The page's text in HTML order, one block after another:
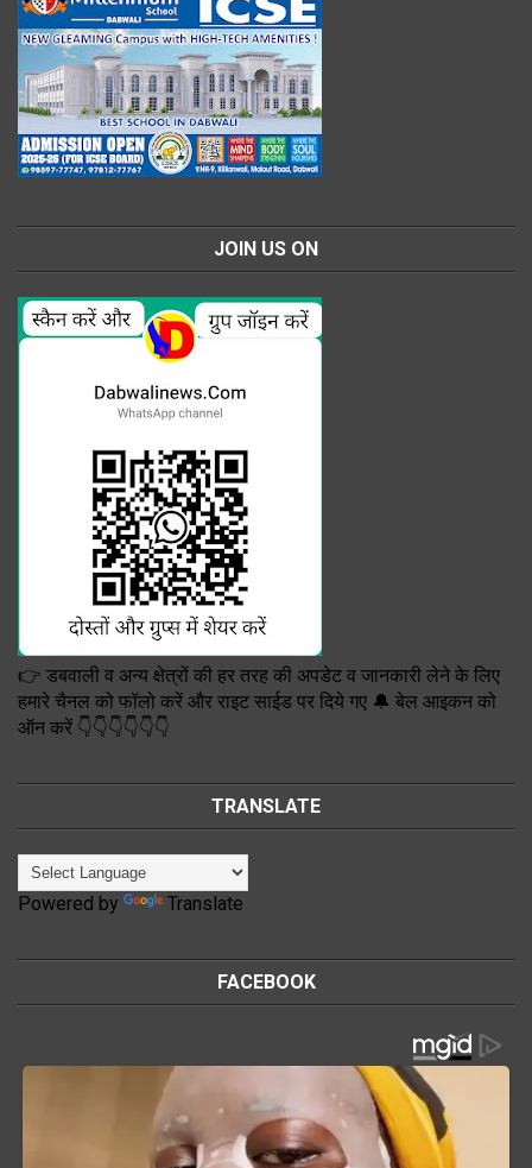
JOIN US ON
👉 डबवाली व अन्य क्षेत्रों की हर तरह की अपडेट व जानकारी लेने के लिए
हमारे चैनल को फॉलो करें और राइट साईड पर दिये गए 🔔 बेल आइकन को
ऑन करें 👇👇👇👇👇👇
TRANSLATE
Powered by Translate
FACEBOOK